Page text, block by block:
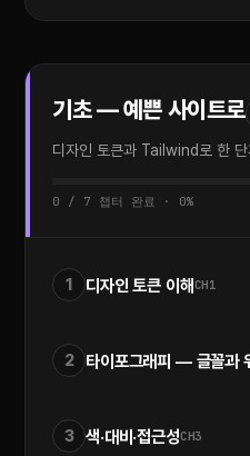
기초 — 예쁜 사이트로
디자인 토큰과 Tailwind로 한
0 / 7 챕터 완료 · 0%
1 디자인 토큰 이해CH1
2 타이포그래피 — 글꼴과
3 색·대비·접근성CH3